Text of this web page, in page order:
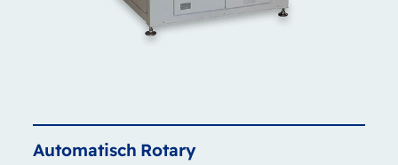
Automatisch Rotary